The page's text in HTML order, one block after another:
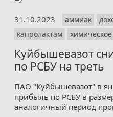
31.10.2023 аммиак
капролактам
Куйбышевазот
по РСБУ на треть
ПАО "Куйбышевазот" в
прибыль по РСБУ в
аналогичный период